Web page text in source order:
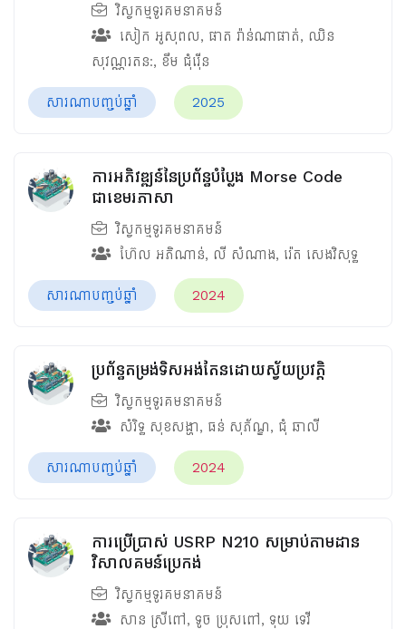
វិស្វកម្មទូរគមនាគមន៍
សៀក​ អូសុពល, ផាត រ៉ាន់ណាផាត់, ឈិន
សុវណ្ណរតន:​, ខឹម​ ជុំរ៉ើន
សារណាបញ្ចប់ឆ្នាំ 2025
ការអភិវឌ្ឍន៍នៃប្រព័ន្ធបំប្លែង Morse Code
ជាខេមរភាសា
វិស្វកម្មទូរគមនាគមន៍
ហ៊ែល អភិណាន់, លី សំណាង, រ៉េត សេងវិសុទ្ធ
សារណាបញ្ចប់ឆ្នាំ 2024
ប្រព័ន្ធតម្រង់ទិសអង់តែនដោយស្វ័យប្រវត្តិ
វិស្វកម្មទូរគមនាគមន៍
សំរិទ្ធ​ សុខសង្ហា, ធន់ សុភ័ណ្ឌ, ជុំ ឆាលី
សារណាបញ្ចប់ឆ្នាំ 2024
ការប្រើប្រាស់ USRP N210 សម្រាប់តាមដាន
វិសាលគមន៍ប្រេកង់
វិស្វកម្មទូរគមនាគមន៍
សាន​ ស្រីពៅ, ទូច ប្រុសពៅ, ទុយ ទេវី